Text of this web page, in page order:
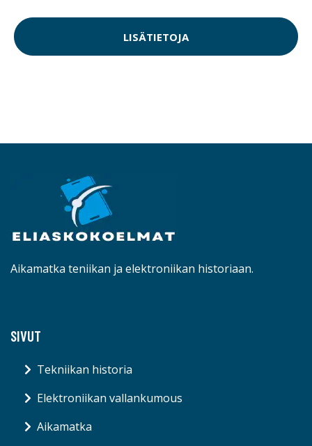
LISÄTIETOJA
Aikamatka teniikan ja elektroniikan historiaan.
SIVUT
Tekniikan historia
Elektroniikan vallankumous
Aikamatka